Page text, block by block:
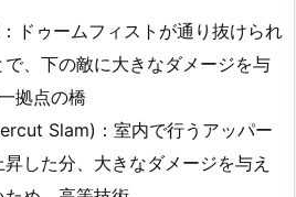
ドゥームフィストが通り抜けられ
、下の敵に大きなダメージを与
拠点の橋
Slam)：室内で行うアッパー
した分、大きなダメージを与え